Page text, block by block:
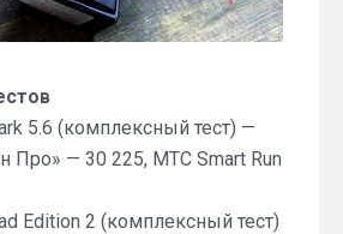
5.6 (комплексный тест) —
Про» — 30 225, МТС Smart Run
Edition 2 (комплексный тест)